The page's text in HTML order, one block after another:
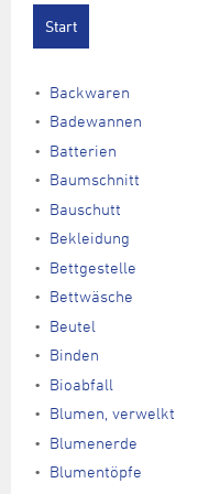
Backwaren
Badewannen
Batterien
Baumschnitt
Bauschutt
Bekleidung
Bettgestelle
Bettwäsche
Beutel
Binden
Bioabfall
Blumen, verwelkt
Blumenerde
Blumentöpfe